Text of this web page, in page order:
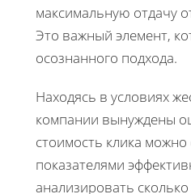
максимальную отдачу
Это важный элемент,
осознанного подхода.
Находясь в условиях
компании вынуждены
стоимость клика можно
показателями
анализировать